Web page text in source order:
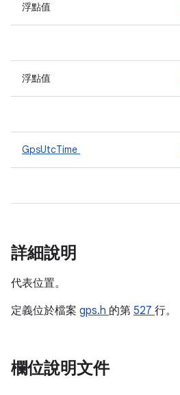
浮點值
浮點值
GpsUtcTime
詳細說明
代表位置。
定義位於檔案 gps.h 的第 527 行。
欄位說明文件